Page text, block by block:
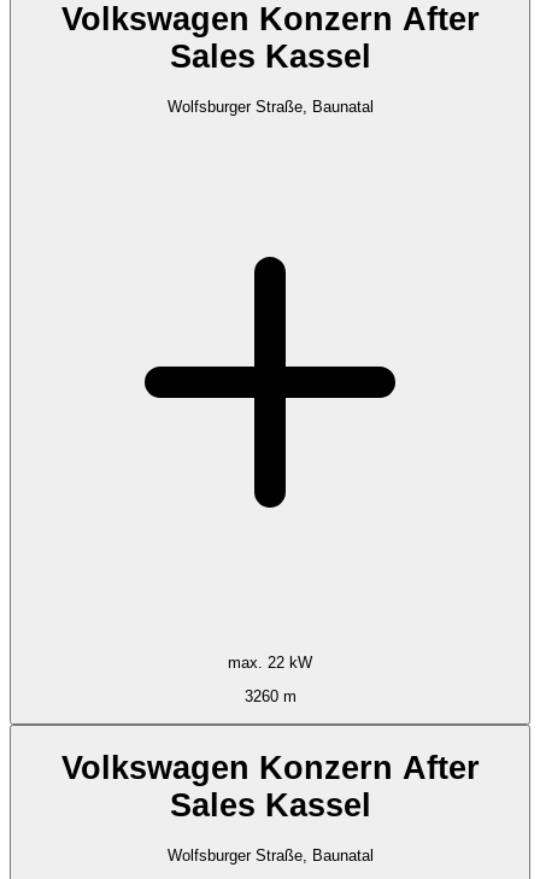
Volkswagen Konzern After
Sales Kassel
Wolfsburger Straße, Baunatal
max. 22 kW
3260 m
Volkswagen Konzern After
Sales Kassel
Wolfsburger Straße, Baunatal